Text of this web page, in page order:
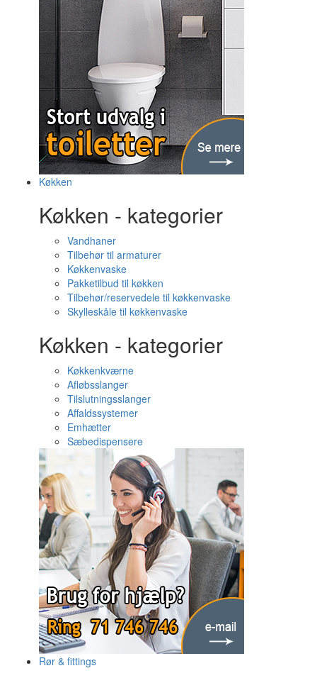
Køkken
Køkken - kategorier
Vandhaner
Tilbehør til armaturer
Køkkenvaske
Pakketilbud til køkken
Tilbehør/reservedele til køkkenvaske
Skylleskåle til køkkenvaske
Køkken - kategorier
Køkkenkværne
Afløbsslanger
Tilslutningsslanger
Affaldssystemer
Emhætter
Sæbedispensere
Rør & fittings